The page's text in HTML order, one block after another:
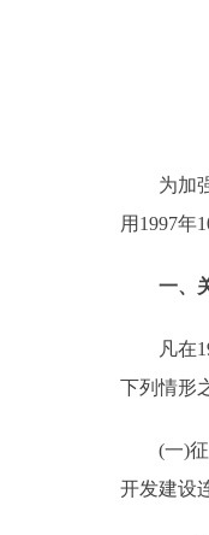
为加强
用1997年
一、
凡在
下列情形
(一)征用
开发建设